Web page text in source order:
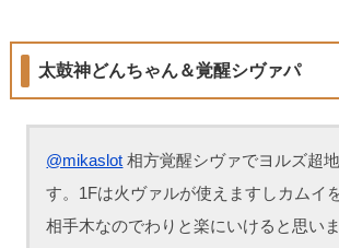
太鼓神どんちゃん＆覚醒シヴァパ
@mikaslot 相方覚醒シヴァでヨルズ超
す。1Fは火ヴァルが使えますしカムイ
相手木なのでわりと楽にいけると思いま